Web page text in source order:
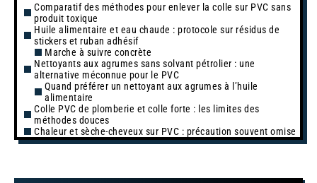
Comparatif des méthodes pour enlever la colle sur PVC sans
produit toxique
Huile alimentaire et eau chaude : protocole sur résidus de
stickers et ruban adhésif
Marche à suivre concrète
Nettoyants aux agrumes sans solvant pétrolier : une
alternative méconnue pour le PVC
Quand préférer un nettoyant aux agrumes à l’huile
alimentaire
Colle PVC de plomberie et colle forte : les limites des
méthodes douces
Chaleur et sèche-cheveux sur PVC : précaution souvent omise